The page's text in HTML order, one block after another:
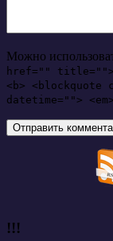
Можно
href=""
<b> <blockquote
datetime="">
!!!